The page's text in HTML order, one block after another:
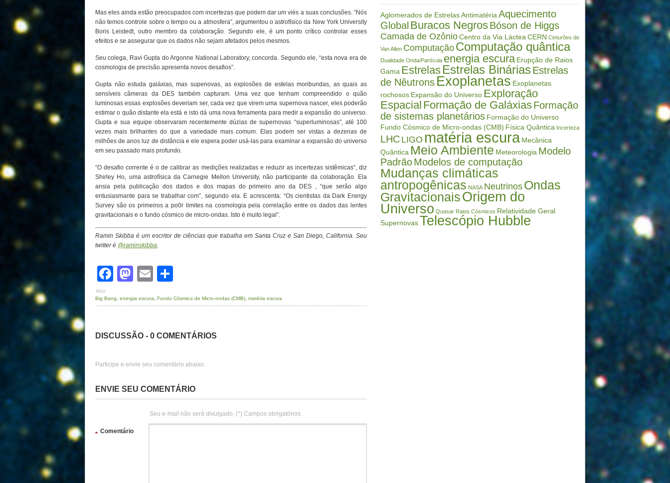
Mas eles ainda estão preocupados com incertezas que podem dar um viés a suas conclusões. “Nós
não temos controle sobre o tempo ou a atmosfera”, argumentou o astrofísico da New York University
Boris Leistedt, outro membro da colaboração. Segundo ele, é um ponto crítico controlar esses
efeitos e se assegurar que os dados não sejam afetados pelos mesmos.
Seu colega, Ravi Gupta do Argonne National Laboratory, concorda. Segundo ele, “esta nova era de
cosmologia de precisão apresenta novos desafios”.
Gupta não estuda galáxias, mas supenovas, as explosões de estelas moribundas, as quais as
sensíveis câmeras da DES também capturam. Uma vez que tenham compreendido o quão
luminosas essas explosões deveriam ser, cada vez que virem uma supernova nascer, eles poderão
estimar o quão distante ela está e isto dá uma nova ferramenta para medir a expansão do universo.
Gupta e sua equipe observaram recentemente dúzias de supernovas “superluminosas”, até 100
vezes mais brilhantes do que a variedade mais comum. Elas podem ser vistas a dezenas de
milhões de anos luz de distância e ele espera poder usá-las para examinar a expansão do universo
em seu passado mais profundo.
“O desafio corrente é o de calibrar as medições realizadas e reduzir as incertezas sistêmicas”, diz
Shirley Ho, uma astrofísica da Carnegie Mellon University, não participante da colaboração. Ela
ansia pela publicação dos dados e dos mapas do primeiro ano da DES , “que serão algo
entusiasmante para se trabalhar com”, segundo ela. E acrescenta: “Os cientistas da Dark Energy
Survey são os primeiros a po0r limites na cosmologia pela correlação entre os dados das lentes
gravitacionais e o fundo cósmico de micro-ondas. Isto é muito legal”.
Ramin Skibba é um escritor de ciências que trabalha em Santa Cruz e San Diego, California. Seu
twitter é @raminskibba.
Facebook
Mastodon
Email
TAGS
Big Bang, energia escura, Fundo Cósmico de Micro-ondas (CMB), matéria escura
DISCUSSÃO - 0 COMENTÁRIOS
Participe e envie seu comentário abaixo.
ENVIE SEU COMENTÁRIO
Seu e-mail não será divulgado. (*) Campos obrigatórios.
Comentário
*
Aglomerados de EstrelasAntimatéria Aquecimento
Global Buracos NegrosBóson de Higgs
Camada de OzônioCentro da Via Láctea CERN Cinturões de
Van Allen Computação Computação quântica
Dualidade Onda/Partícula energia escura Erupção de Raios
Gama Estrelas Estrelas Binárias Estrelas
de Nêutrons Exoplanetas Exoplanetas
rochosos Expansão do Universo Exploração
Espacial Formação de GaláxiasFormação
de sistemas planetários Formação do Universo
Fundo Cósmico de Micro-ondas (CMB) Física Quântica Incerteza
LHC LIGO matéria escura Mecânica
Quântica Meio Ambiente Meteorologia Modelo
PadrãoModelos de computação
Mudanças climáticas
antropogênicas NASA Neutrinos Ondas
GravitacionaisOrigem do
Universo Quasar Raios Cósmicos Relatividade Geral
SupernovasTelescópio Hubble